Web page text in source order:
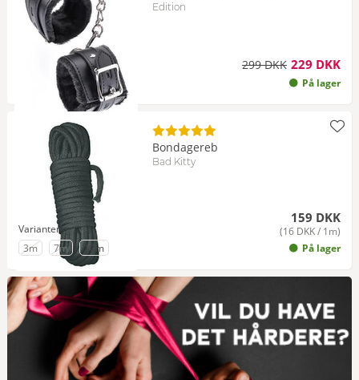
Edition
299 DKK 229 DKK
På lager
Bondagereb
Bad Kitty
159 DKK
(16 DKK / 1m)
På lager
Varianter
til Variant
3m- på lager igen om kort tid
til Variant
7m- på lager igen om kort tid
til Variant
10m